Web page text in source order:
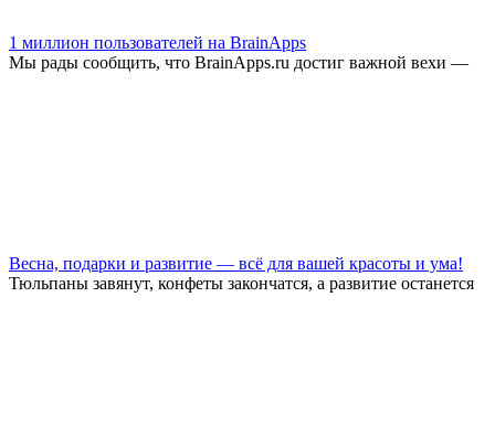
1 миллион пользователей на BrainApps
Мы рады сообщить, что BrainApps.ru достиг важной вехи —
Весна, подарки и развитие — всё для вашей красоты и ума!
Тюльпаны завянут, конфеты закончатся, а развитие останется